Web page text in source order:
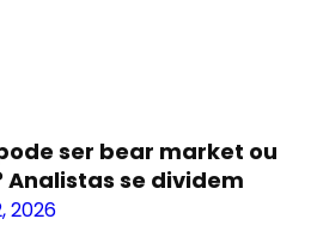
ser bear market ou
se dividem
2026